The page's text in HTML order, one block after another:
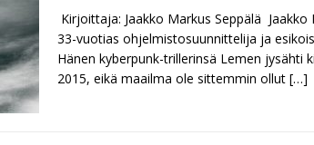
Kirjoittaja: Jaakko Markus Seppälä Jaakko
33-vuotias ohjelmistosuunnittelija ja
Hänen kyberpunk-trillerinsä Lemen jysähti
2015, eikä maailma ole sittemmin ollut […]